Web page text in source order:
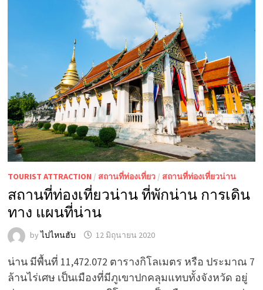
TOURIST ATTRACTION / สถานที่ท่องเที่ยว/ สถานที่ท่องเที่ยวน่าน
สถานที่ท่องเที่ยวน่าน ที่พักน่าน การเดิน
ทาง แผนที่น่าน
byไปไหนฮับ 12 มิถุนายน 2020
น่าน มีพื้นที่ 11,472.072 ตารางกิโลเมตร หรือ ประมาณ 7
ล้านไร่เศษ เป็นเมืองที่มีภูเขาปกคลุมแทบทั้งจังหวัด อยู่